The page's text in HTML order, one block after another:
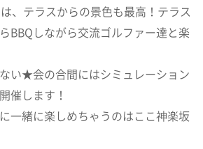
、テラスからの景色も最高！テラス
BBQしながら交流ゴルファー達と楽
い★会の合間にはシミュレーション
催します！
一緒に楽しめちゃうのはここ神楽坂